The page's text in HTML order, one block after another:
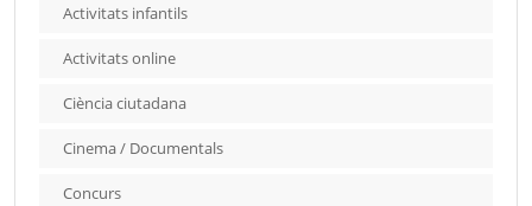
Activitats infantils
Activitats online
Ciència ciutadana
Cinema / Documentals
Concurs